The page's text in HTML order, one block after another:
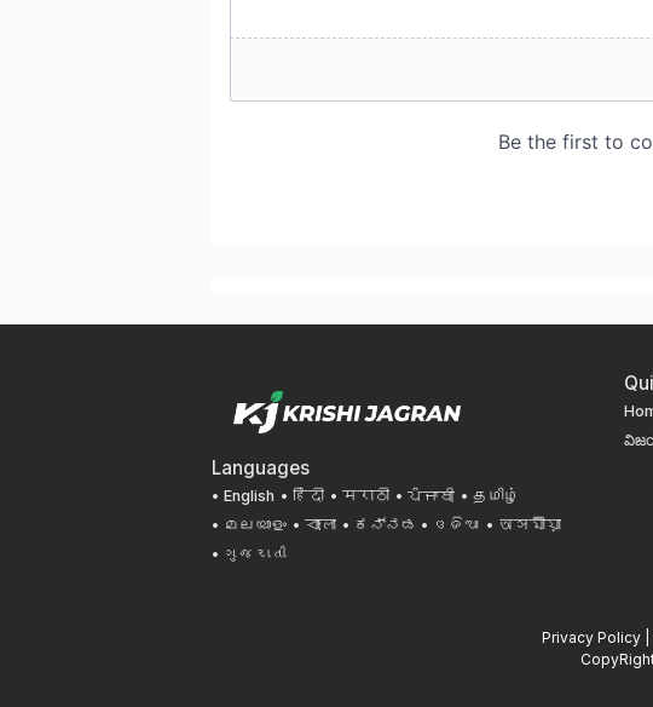
Languages
English हिंदी मराठी ਪੰਜਾਬੀ
தமிழ்
മലയാളം
বাংলা ಕನ್ನಡ ଓଡିଆ
অসমীয়া
ગુજરાતી
Privacy Policy|